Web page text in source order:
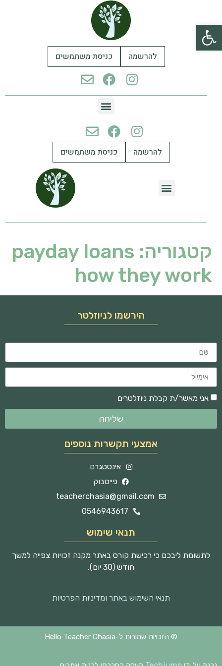
פתח סרגל נגישות
להרשמה כניסת משתמשים
להרשמה כניסת משתמשים
קטגוריה: payday loans
how they work
הירשמו לניוזלטר
אני מאשר/ת קבלת ניוזלטרים
שליחה
אמצעי תקשרות נוספים
אינסטגרם
פייסבוק
teacherchasia@gmail.com
0546943617
תנאי שימוש
לתשומת ליבכם כי רכישת קורס באתר מקנה זכויות צפייה למשך
חודש (30 יום).
תנאי השימוש באתר ומדיניות הפרטיות
© הזכויות שמורות ל-Hello Teacher Chasia